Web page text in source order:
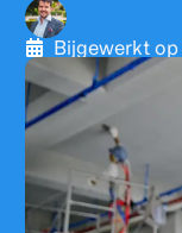
Bijgewerkt op